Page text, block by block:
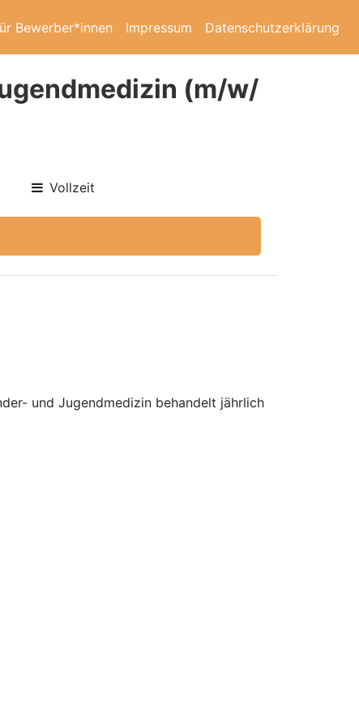
Bewerber*innen Impressum Datenschutzerklärung
(m/w/
Vollzeit
und Jugendmedizin behandelt jährlich